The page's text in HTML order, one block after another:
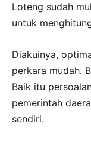
Loteng sudah
untuk
Diakuinya,
perkara mudah.
Baik itu
pemerintah
sendiri.